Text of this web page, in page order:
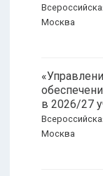
Москва
в 2026/27
Москва